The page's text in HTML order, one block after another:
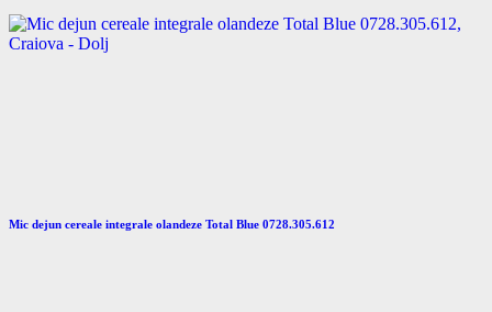
Mic dejun cereale integrale olandeze Total Blue 0728.305.612